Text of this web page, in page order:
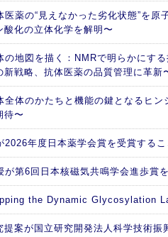
薬の“見えなかった劣化状態”を
酸化の立体化学を解明〜
の地図を描く：NMRで明らかにす
新戦略、抗体医薬の品質管理に革新
全体のかたちと機能の鍵となるヒ
待〜
年度日本薬学会賞を受賞するこ
第6回日本核磁気共鳴学会進歩賞
the Dynamic Glycosylation
提案が国立研究開発法人科学技術